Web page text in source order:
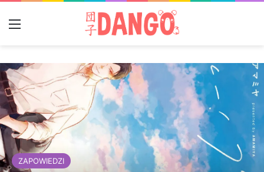
ZAPOWIEDZI